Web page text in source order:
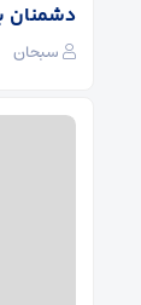
دشمنان
سبحان